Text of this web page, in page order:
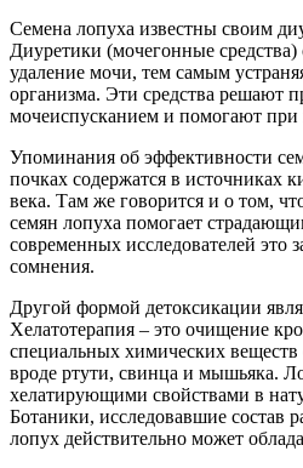
Семена лопуха известны своим
Диуретики (мочегонные
удаление мочи, тем самым
организма. Эти средства решают
мочеиспусканием и помогают при
Упоминания об эффективности
почках содержатся в источниках
века. Там же говорится и о том,
семян лопуха помогает
современных исследователей это
сомнения.
Другой формой детоксикации
Хелатотерапия – это очищение
специальных химических
вроде ртути, свинца и мышьяка.
хелатирующими свойствами в
Ботаники, исследовавшие состав
лопух действительно может